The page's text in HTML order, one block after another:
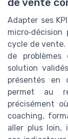
Adapter ses
cycle de vente.
de
solution
présentés en
permet au
précisément
coaching,
aller plus loin,